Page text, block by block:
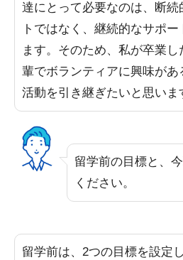
達にとって必要なのは、断続
トではなく、継続的なサポー
ます。そのため、私が卒業し
輩でボランティアに興味があ
活動を引き継ぎたいと思いま
留学前の目標と、
ください。
留学前は、2つの目標を設定